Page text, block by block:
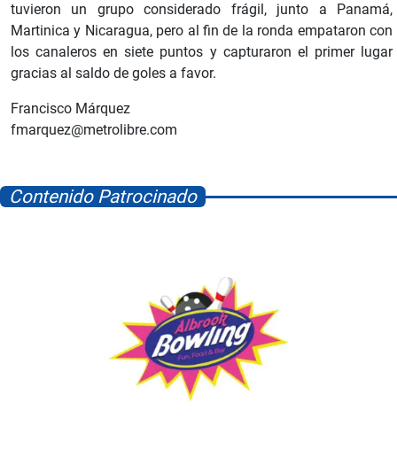
tuvieron un grupo considerado frágil, junto a Panamá,
Martinica y Nicaragua, pero al fin de la ronda empataron con
los canaleros en siete puntos y capturaron el primer lugar
gracias al saldo de goles a favor.
Francisco Márquez
fmarquez@metrolibre.com
Contenido Patrocinado